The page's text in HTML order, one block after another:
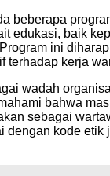
beberapa
edukasi, baik
ini
terhadap kerja
wadah
bahwa
sebagai
dengan kode etik